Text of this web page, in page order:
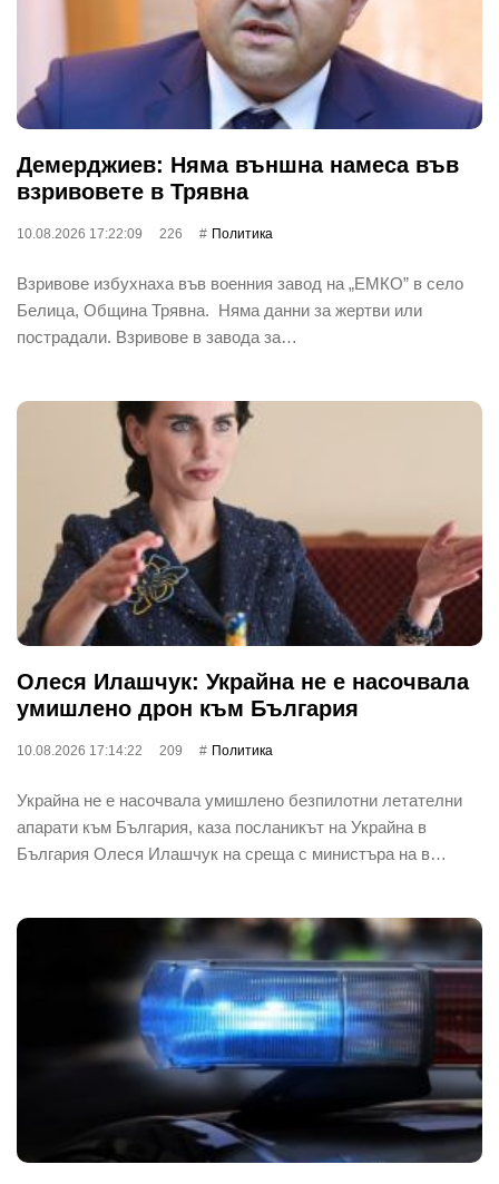
Демерджиев: Няма външна намеса във
взривовете в Трявна
10.08.2026 17:22:09 226 Политика
Взривове избухнаха във военния завод на „ЕМКО” в село
Белица, Община Трявна. Няма данни за жертви или
пострадали. Взривове в завода за…
Олеся Илашчук: Украйна не е насочвала
умишлено дрон към България
10.08.2026 17:14:22 209 Политика
Украйна не е насочвала умишлено безпилотни летателни
апарати към България, каза посланикът на Украйна в
България Олеся Илашчук на среща с министъра на в…